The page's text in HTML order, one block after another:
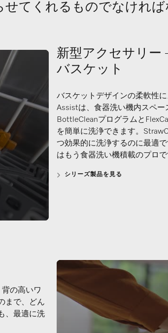
てくれるものでなければ
新型アクセサリー
バスケット
バスケットデザインの柔軟性
Assistは、食器洗い機内スペ
BottleCleanプログラムと
を簡単に洗浄できます。
つ効果的に洗浄するのに最適
はもう食器洗い機積載のプロで
シリーズ製品を見る
の高いワ
まで、どん
、最適に洗